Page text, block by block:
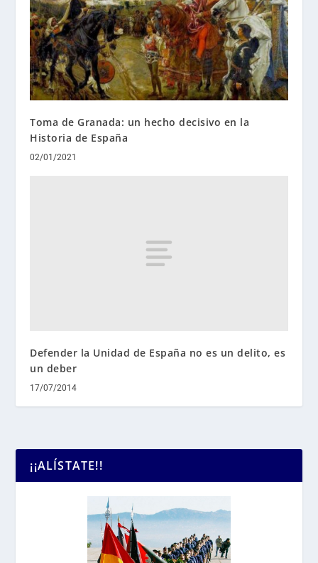
Toma de Granada: un hecho decisivo en la
Historia de España
02/01/2021
Defender la Unidad de España no es un delito, es
un deber
17/07/2014
¡¡ALÍSTATE!!